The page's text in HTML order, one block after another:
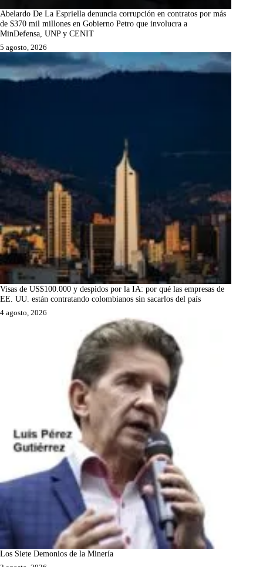
Abelardo De La Espriella denuncia corrupción en contratos por más
de $370 mil millones en Gobierno Petro que involucra a
MinDefensa, UNP y CENIT
5 agosto, 2026
Visas de US$100.000 y despidos por la IA: por qué las empresas de
EE. UU. están contratando colombianos sin sacarlos del país
4 agosto, 2026
Los Siete Demonios de la Minería